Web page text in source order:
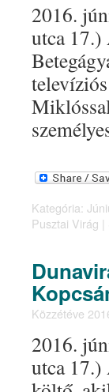
2016.
utca 17.)
Kategória:
Pusztai Virág |
Közzétéve
2016.
utca 17.)